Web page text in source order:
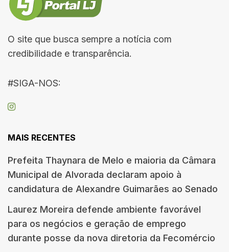
O site que busca sempre a notícia com
credibilidade e transparência.
#SIGA-NOS:
MAIS RECENTES
Prefeita Thaynara de Melo e maioria da Câmara
Municipal de Alvorada declaram apoio à
candidatura de Alexandre Guimarães ao Senado
Laurez Moreira defende ambiente favorável
para os negócios e geração de emprego
durante posse da nova diretoria da Fecomércio